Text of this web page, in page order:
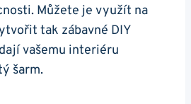
Můžete je využít na
tak zábavné DIY
vašemu interiéru
šarm.